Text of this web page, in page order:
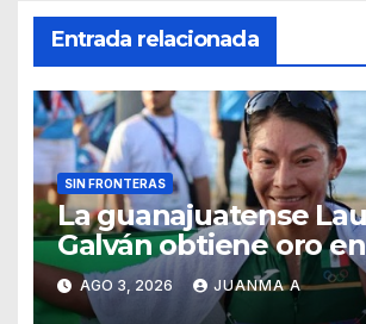
Entrada relacionada
SIN FRONTERAS
La guanajuatense
Galván obtiene oro
medio maratón de
Centroamericanos
AGO 3, 2026 JUANMA A